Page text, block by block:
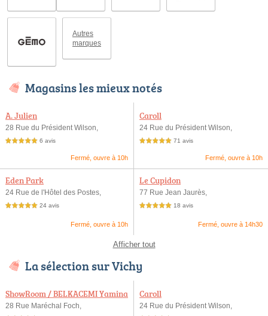
Autres
marques
Magasins les mieux notés
A. Julien
28 Rue du Président Wilson,
5,0 étoiles sur 5 6 avis
Fermé, ouvre à 10h
Caroll
24 Rue du Président Wilson,
5,0 étoiles sur 5 71 avis
Fermé, ouvre à 10h
Eden Park
24 Rue de l'Hôtel des Postes,
5,0 étoiles sur 5 24 avis
Fermé, ouvre à 10h
Le Cupidon
77 Rue Jean Jaurès,
5,0 étoiles sur 5 18 avis
Fermé, ouvre à 14h30
Afficher tout
La sélection sur Vichy
ShowRoom / BELKACEMI Yamina
28 Rue Maréchal Foch,
Caroll
24 Rue du Président Wilson,